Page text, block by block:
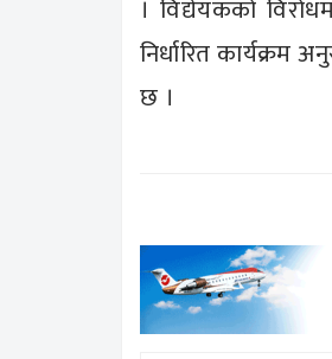
। विद्येयकको
निर्धारित कार्यक्रम
छ ।